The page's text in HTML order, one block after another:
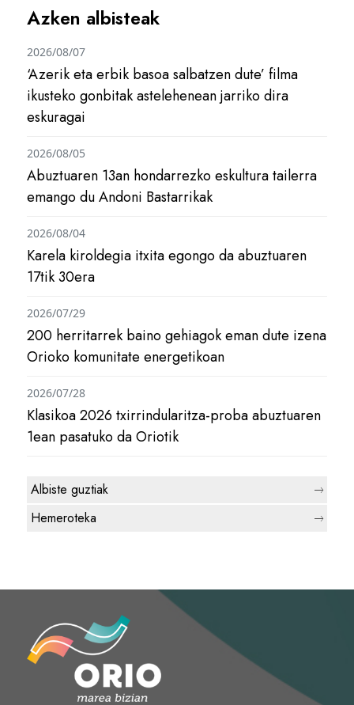
Azken albisteak
‘Azerik eta erbik basoa salbatzen dute’ filma
ikusteko gonbitak astelehenean jarriko dira
eskuragai
2026/08/07
Abuztuaren 13an hondarrezko eskultura tailerra
emango du Andoni Bastarrikak
2026/08/05
Karela kiroldegia itxita egongo da abuztuaren
17tik 30era
2026/08/04
200 herritarrek baino gehiagok eman dute izena
Orioko komunitate energetikoan
2026/07/29
Klasikoa 2026 txirrindularitza-proba abuztuaren
1ean pasatuko da Oriotik
2026/07/28
Albiste guztiak
Hemeroteka